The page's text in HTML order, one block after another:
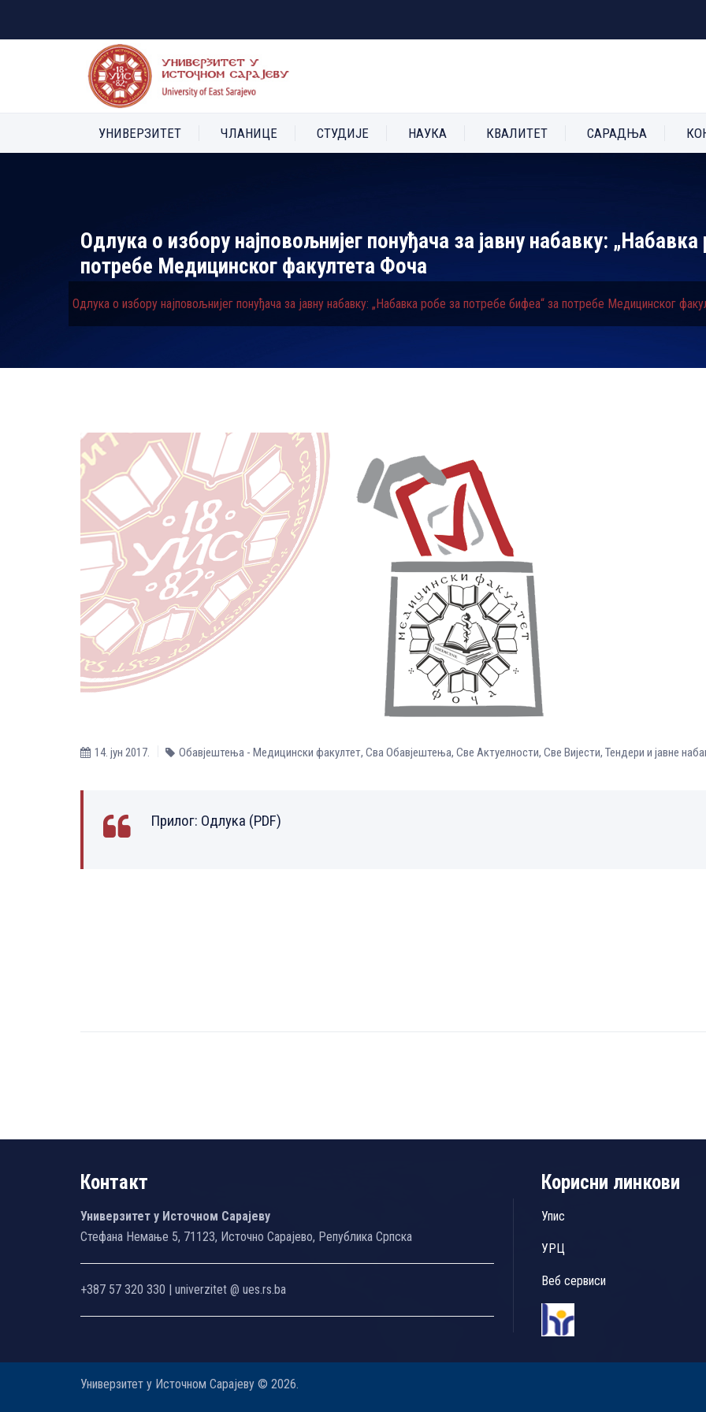
УНИВЕРЗИТЕТ ЧЛАНИЦЕ СТУДИЈЕ НАУКА КВАЛИТЕТ САРАДЊА
Одлука о избору најповољнијег понуђача за јавну набавку:
потребе Медицинског факултета Фоча
Одлука о избору најповољнијег понуђача за јавну набавку: „Набавка робе за потребе бифеа“ за потребе Медицинског
14. јун 2017. Обавјештења - Медицински факултет, Сва Обавјештења, Све Aктуелности, Све Вијести, Тендери и јавне
Прилог: Одлука (PDF)
Контакт
Универзитет у Источном Сарајеву
Стефана Немање 5, 71123, Источно Сарајево, Република Српска
+387 57 320 330 | univerzitet @ ues.rs.ba
Корисни линкови
Упис
УРЦ
Веб сервиси
Универзитет у Источном Сарајеву © 2026.